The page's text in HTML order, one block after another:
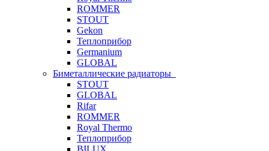
ROMMER
STOUT
Gekon
Теплоприбор
Germanium
GLOBAL
Биметаллические радиаторы
STOUT
GLOBAL
Rifar
ROMMER
Royal Thermo
Теплоприбор
BILUX